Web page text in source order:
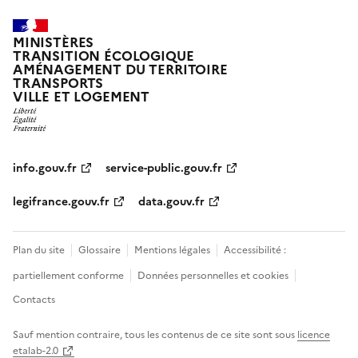
MINISTÈRES
TRANSITION ÉCOLOGIQUE
AMÉNAGEMENT DU TERRITOIRE
TRANSPORTS
VILLE ET LOGEMENT
info.gouv.fr
service-public.gouv.fr
legifrance.gouv.fr
data.gouv.fr
Plan du site Glossaire Mentions légales
Accessibilité :
partiellement conforme
Données personnelles et cookies
Contacts
Sauf mention contraire, tous les contenus de ce site sont sous licence
etalab-2.0